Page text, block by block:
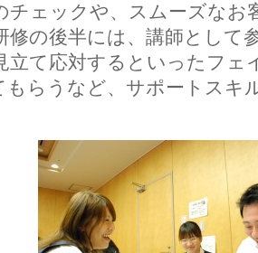
チェックや、スムーズなお
修の後半には、講師として
立て応対するといったフェ
らうなど、サポートスキ